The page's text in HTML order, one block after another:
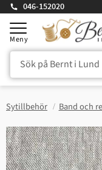
Meny
046-152020
Sytillbehör Band och